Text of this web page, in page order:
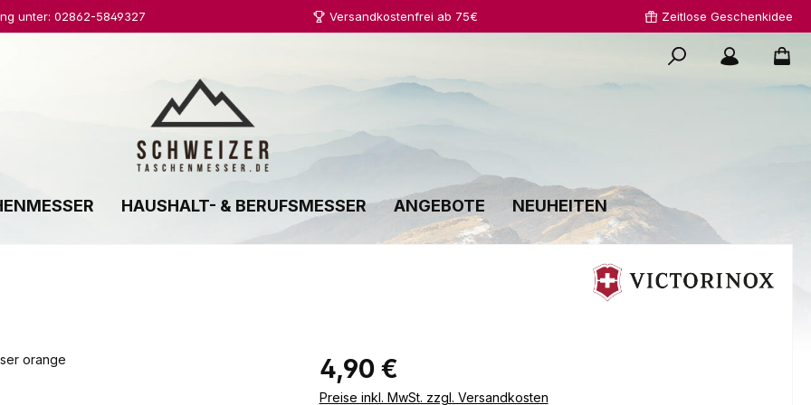
unter: 02862-5849327 Versandkostenfrei ab 75€ Zeitlose Geschenkidee
HAUSHALT- & BERUFSMESSER ANGEBOTE NEUHEITEN
Regulärer Preis:
4,90 €
Preise inkl. MwSt. zzgl. Versandkosten